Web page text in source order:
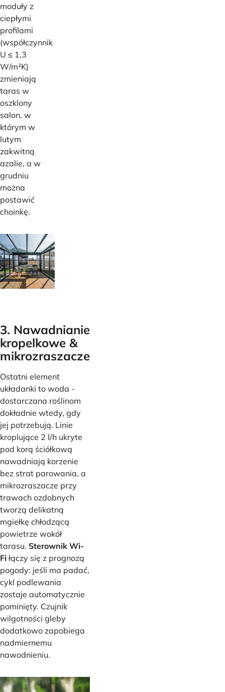
moduły z
ciepłymi
profilami
(współczynnik
U ≤ 1,3
W/m²K)
zmieniają
taras w
oszklony
salon, w
którym w
lutym
zakwitną
azalie, a w
grudniu
można
postawić
choinkę.
3. Nawadnianie
kropelkowe &
mikrozraszacze
Ostatni element
układanki to woda -
dostarczana roślinom
dokładnie wtedy, gdy
jej potrzebują. Linie
kroplujące 2 l/h ukryte
pod korą ściółkową
nawadniają korzenie
bez strat parowania, a
mikrozraszacze przy
trawach ozdobnych
tworzą delikatną
mgiełkę chłodzącą
powietrze wokół
tarasu. Sterownik Wi-
Fiłączy się z prognozą
pogody: jeśli ma padać,
cykl podlewania
zostaje automatycznie
pominięty. Czujnik
wilgotności gleby
dodatkowo zapobiega
nadmiernemu
nawodnieniu.